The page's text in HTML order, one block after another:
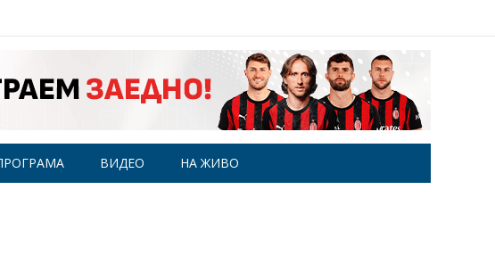
ВИДЕО НА ЖИВО